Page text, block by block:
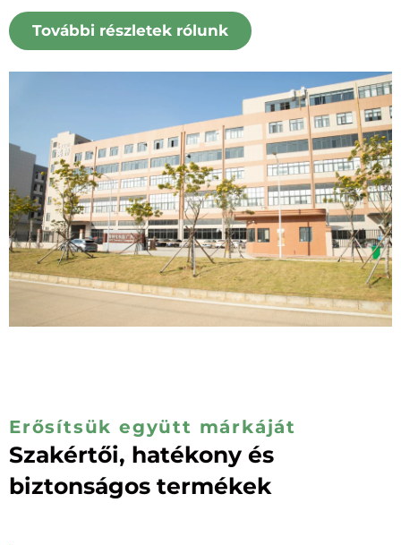
További részletek rólunk
Erősítsük együtt márkáját
Szakértői, hatékony és
biztonságos termékek